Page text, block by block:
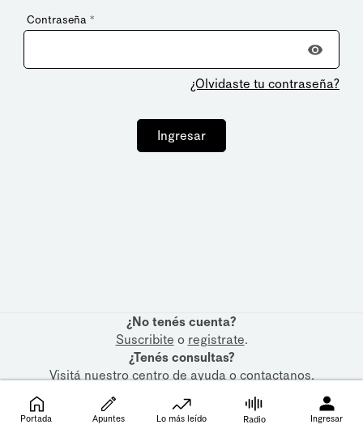
Contraseña *
¿Olvidaste tu contraseña?
Ingresar
¿No tenés cuenta?
Suscribite o registrate.
¿Tenés consultas?
Visitá nuestrocentro de ayudaocontactanos.
Portada Apuntes Lo más leído Radio Ingresar